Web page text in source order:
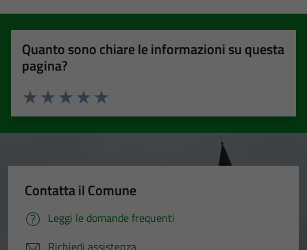
Quanto sono chiare le informazioni su questa
pagina?
Valuta 5 stelle su 5
Valuta 4 stelle su 5
Valuta 3 stelle su 5
Valuta 2 stelle su 5
Valuta 1 stelle su 5
Contatta il Comune
Leggi le domande frequenti
Richiedi assistenza